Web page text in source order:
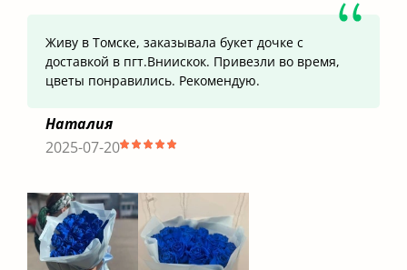
Живу в Томске, заказывала букет дочке с
доставкой в пгт.Вниискок. Привезли во время,
цветы понравились. Рекомендую.
Наталия
2025-07-20